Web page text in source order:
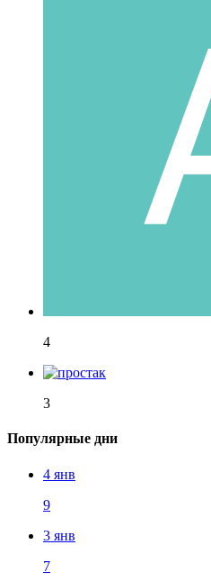
4
3
Популярные дни
4 янв
9
3 янв
7